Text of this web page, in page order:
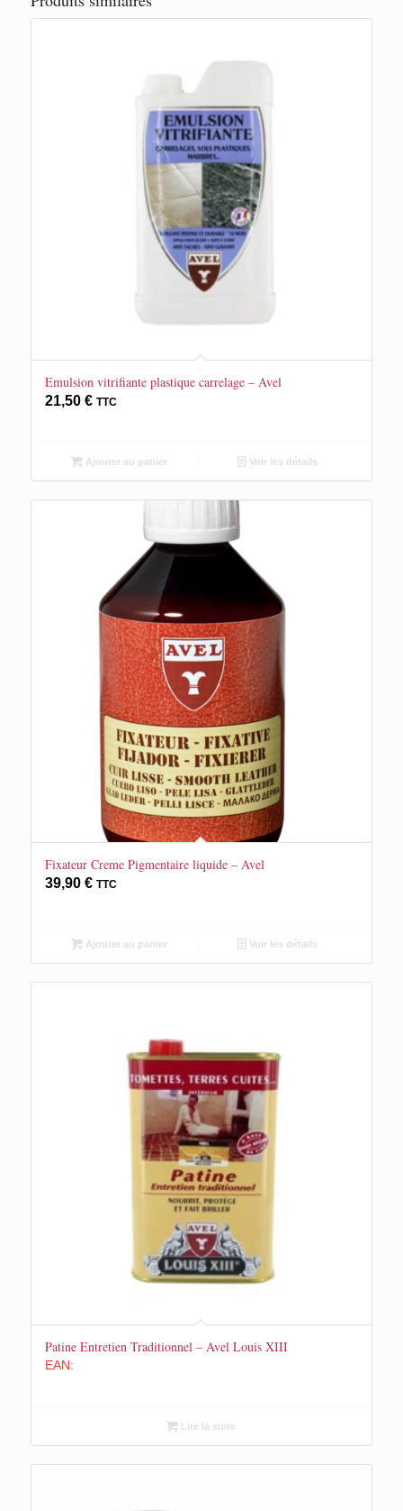
Emulsion vitrifiante plastique carrelage – Avel
21,50 € TTC
Ajouter au panier Voir les détails
Fixateur Creme Pigmentaire liquide – Avel
39,90 € TTC
Ajouter au panier Voir les détails
Patine Entretien Traditionnel – Avel Louis XIII
EAN:
Lire la suite